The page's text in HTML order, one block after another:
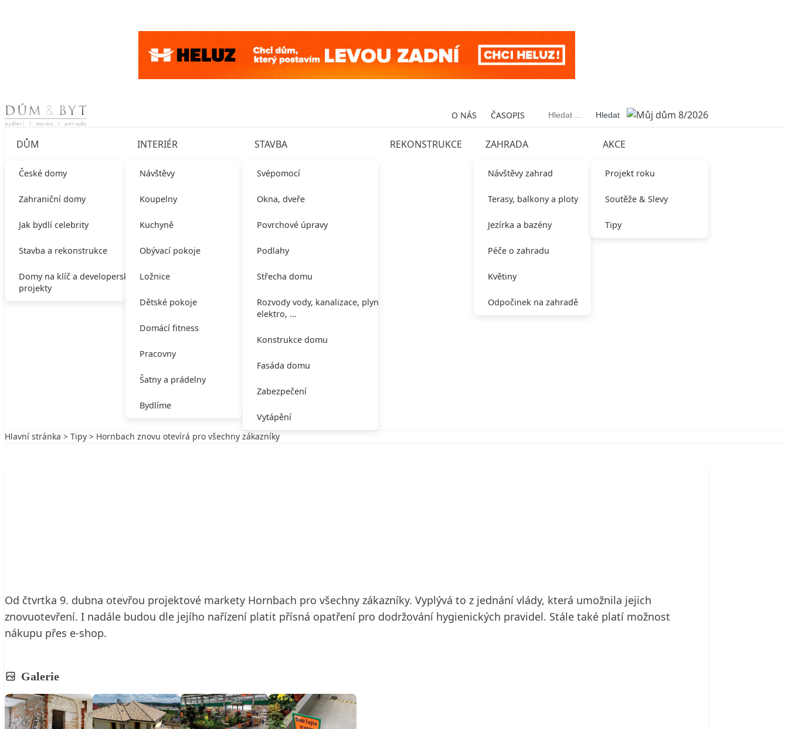
Skip to content O NÁS ČASOPIS Vyhledávání
DŮM
České domy
Zahraniční domy
Jak bydlí celebrity
Stavba a rekonstrukce
Domy na klíč a developerské
projekty
INTERIÉR
Návštěvy
Koupelny
Kuchyně
Obývací pokoje
Ložnice
Dětské pokoje
Domácí fitness
Pracovny
Šatny a prádelny
Bydlíme
STAVBA
Svépomocí
Okna, dveře
Povrchové úpravy
Podlahy
Střecha domu
Rozvody vody, kanalizace, plynu,
elektro, …
Konstrukce domu
Fasáda domu
Zabezpečení
Vytápění
REKONSTRUKCE ZAHRADA
Návštěvy zahrad
Terasy, balkony a ploty
Jezírka a bazény
Péče o zahradu
Květiny
Odpočinek na zahradě
AKCE
Projekt roku
Soutěže & Slevy
Tipy
Hlavní stránka > Tipy > Hornbach znovu otevírá pro všechny zákazníky
Od čtvrtka 9. dubna otevřou projektové markety Hornbach pro všechny zákazníky. Vyplývá to z jednání vlády, která umožnila jejich
znovuotevření. I nadále budou dle jejího nařízení platit přísná opatření pro dodržování hygienických pravidel. Stále také platí možnost
nákupu přes e-shop.
Galerie